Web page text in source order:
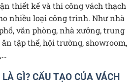
thiết kế và thi công vách thạch
nhiều loại công trình. Như nhà
văn phòng, nhà xưởng, trung
tập thể, hội trường, showroom,
GÌ? CẤU TẠO CỦA VÁCH